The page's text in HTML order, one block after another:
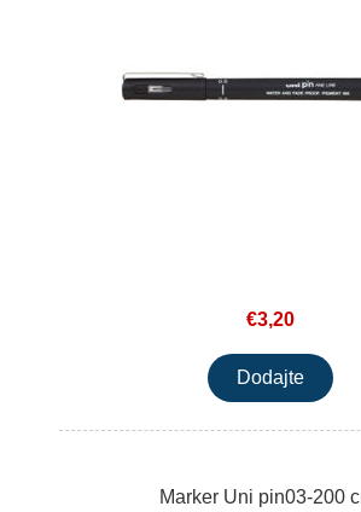
€3,20
Marker Uni pin03-200